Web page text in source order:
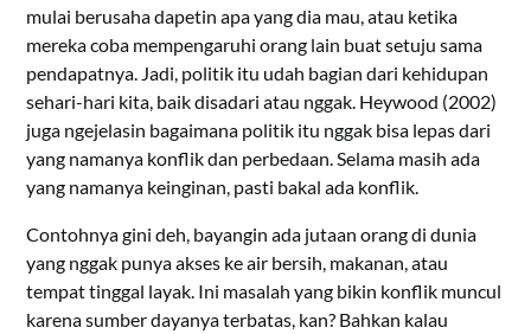
mulai berusaha dapetin apa yang dia mau, atau ketika
mereka coba mempengaruhi orang lain buat setuju sama
pendapatnya. Jadi, politik itu udah bagian dari kehidupan
sehari-hari kita, baik disadari atau nggak. Heywood (2002)
juga ngejelasin bagaimana politik itu nggak bisa lepas dari
yang namanya konflik dan perbedaan. Selama masih ada
yang namanya keinginan, pasti bakal ada konflik.
Contohnya gini deh, bayangin ada jutaan orang di dunia
yang nggak punya akses ke air bersih, makanan, atau
tempat tinggal layak. Ini masalah yang bikin konflik muncul
karena sumber dayanya terbatas, kan? Bahkan kalau